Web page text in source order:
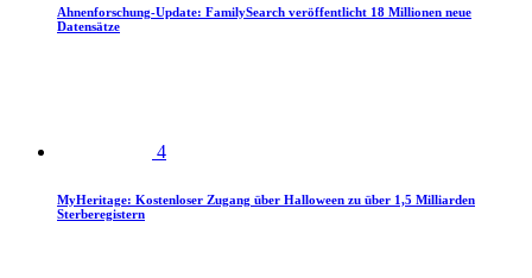
Ahnenforschung-Update: FamilySearch veröffentlicht 18 Millionen neue
Datensätze
4
MyHeritage: Kostenloser Zugang über Halloween zu über 1,5 Milliarden
Sterberegistern